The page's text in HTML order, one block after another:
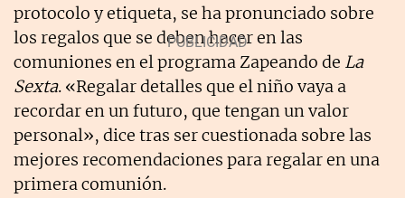
protocolo y etiqueta, se ha pronunciado sobre
los regalos que se deben hacer en las
comuniones en el programa Zapeando de La
Sexta. «Regalar detalles que el niño vaya a
recordar en un futuro, que tengan un valor
personal», dice tras ser cuestionada sobre las
mejores recomendaciones para regalar en una
primera comunión.